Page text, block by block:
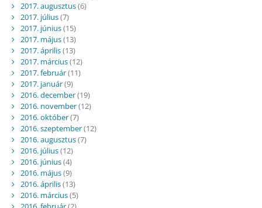
2017. augusztus(6)
2017. július(7)
2017. június(15)
2017. május(13)
2017. április(13)
2017. március(12)
2017. február(11)
2017. január(9)
2016. december(19)
2016. november(12)
2016. október(7)
2016. szeptember(12)
2016. augusztus(7)
2016. július(12)
2016. június(4)
2016. május(9)
2016. április(13)
2016. március(5)